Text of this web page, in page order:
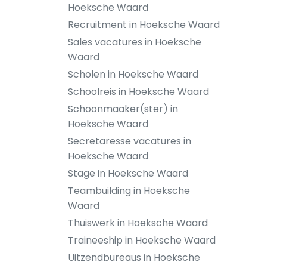
Hoeksche Waard
Recruitment in Hoeksche Waard
Sales vacatures in Hoeksche
Waard
Scholen in Hoeksche Waard
Schoolreis in Hoeksche Waard
Schoonmaaker(ster) in
Hoeksche Waard
Secretaresse vacatures in
Hoeksche Waard
Stage in Hoeksche Waard
Teambuilding in Hoeksche
Waard
Thuiswerk in Hoeksche Waard
Traineeship in Hoeksche Waard
Uitzendbureaus in Hoeksche